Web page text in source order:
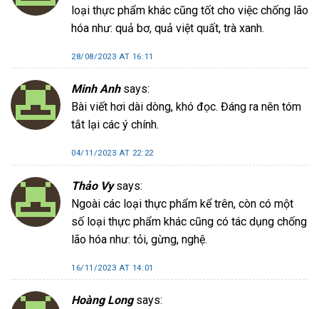
loại thực phẩm khác cũng tốt cho việc chống lão
hóa như: quả bơ, quả việt quất, trà xanh.
28/08/2023 AT 16:11
Minh Anh says:
Bài viết hơi dài dòng, khó đọc. Đáng ra nên tóm
tắt lại các ý chính.
04/11/2023 AT 22:22
Thảo Vy says:
Ngoài các loại thực phẩm kể trên, còn có một
số loại thực phẩm khác cũng có tác dụng chống
lão hóa như: tỏi, gừng, nghệ.
16/11/2023 AT 14:01
Hoàng Long says: